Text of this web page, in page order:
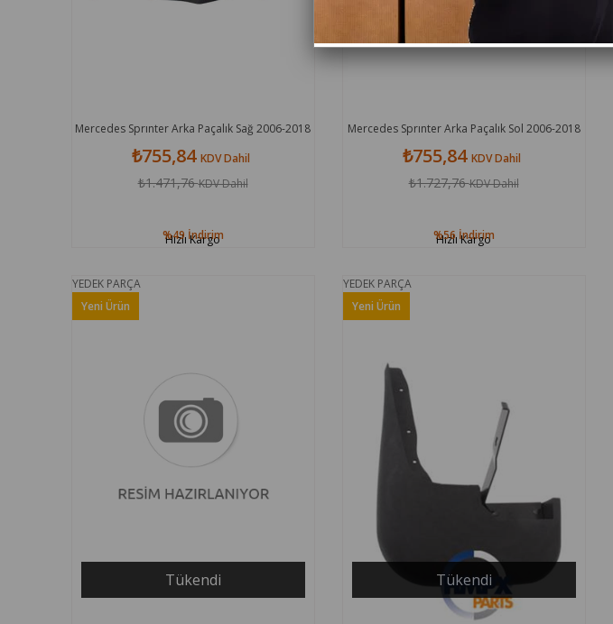
Mercedes Sprınter Arka Paçalık Sağ 2006-2018
₺755,84 KDV Dahil
₺1.471,76KDV Dahil
%49 İndirim
Hızlı Kargo
Mercedes Sprınter Arka Paçalık Sol 2006-2018
₺755,84 KDV Dahil
₺1.727,76KDV Dahil
%56 İndirim
Hızlı Kargo
YEDEK PARÇA
Tükendi
Yeni Ürün
YEDEK PARÇA
Tükendi
Yeni Ürün